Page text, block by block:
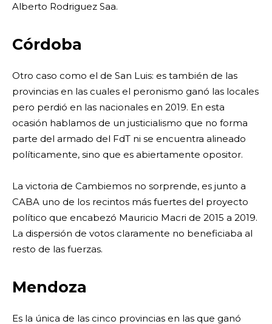
Alberto Rodriguez Saa.
Córdoba
Otro caso como el de San Luis: es también de las
provincias en las cuales el peronismo ganó las locales
pero perdió en las nacionales en 2019. En esta
ocasión hablamos de un justicialismo que no forma
parte del armado del FdT ni se encuentra alineado
políticamente, sino que es abiertamente opositor.
La victoria de Cambiemos no sorprende, es junto a
CABA uno de los recintos más fuertes del proyecto
político que encabezó Mauricio Macri de 2015 a 2019.
La dispersión de votos claramente no beneficiaba al
resto de las fuerzas.
Mendoza
Es la única de las cinco provincias en las que ganó